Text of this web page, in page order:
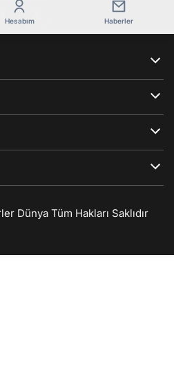
Hesabım Haberler
Dünya Tüm Hakları Saklıdır